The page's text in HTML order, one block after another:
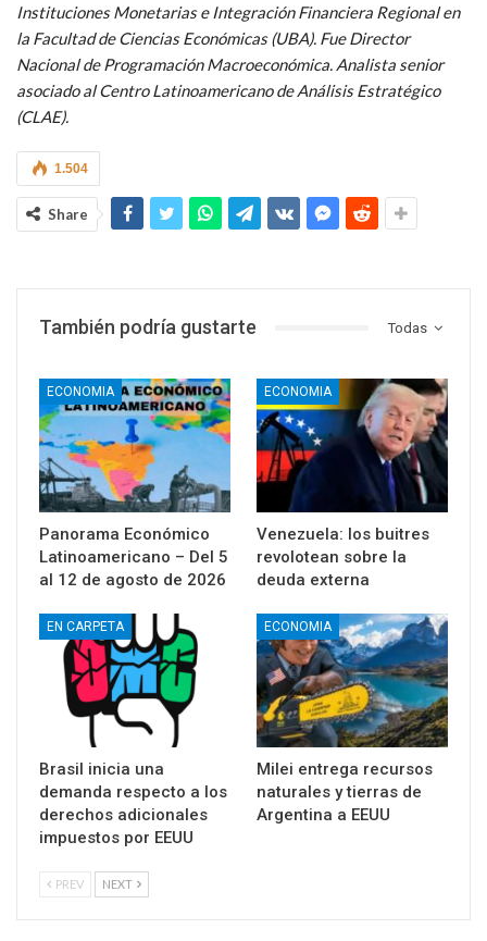
Instituciones Monetarias e Integración Financiera Regional en
la Facultad de Ciencias Económicas (UBA). Fue Director
Nacional de Programación Macroeconómica. Analista senior
asociado al Centro Latinoamericano de Análisis Estratégico
(CLAE).
1.504
Share
Todas
También podría gustarte
ECONOMIA
Panorama Económico
Latinoamericano – Del 5
al 12 de agosto de 2026
ECONOMIA
Venezuela: los buitres
revolotean sobre la
deuda externa
EN CARPETA
Brasil inicia una
demanda respecto a los
derechos adicionales
impuestos por EEUU
ECONOMIA
Milei entrega recursos
naturales y tierras de
Argentina a EEUU
PREV NEXT